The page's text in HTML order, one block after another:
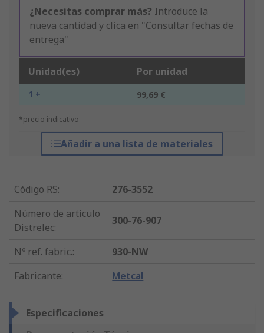
¿Necesitas comprar más? Introduce la
nueva cantidad y clica en "Consultar fechas de
entrega"
Unidad(es) Por unidad
1 + 99,69 €
*precio indicativo
Añadir a una lista de materiales
Código RS:
276-3552
Número de artículo
Distrelec:
300-76-907
Nº ref. fabric.:
930-NW
Fabricante: Metcal
Especificaciones